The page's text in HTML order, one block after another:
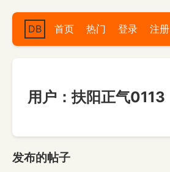
DB 首页 热门 登录 注册
用户：扶阳正气0113
发布的帖子